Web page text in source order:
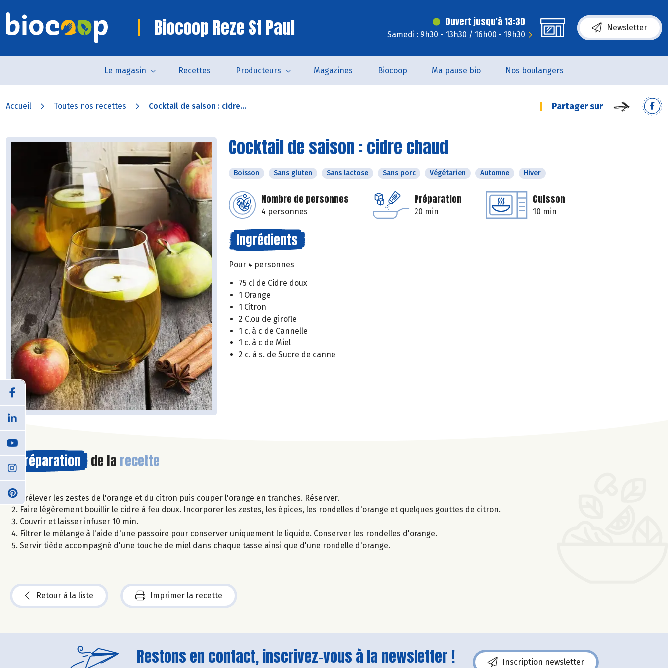
Biocoop Reze St Paul Ouvert jusqu'à 13:30
Samedi : 9h30 - 13h30 / 16h00 - 19h30
Newsletter
Le magasin Recettes Producteurs Magazines Biocoop Ma pause bio Nos boulangers
Accueil Toutes nos recettes Cocktail de saison : cidre... Partager sur
Cocktail de saison : cidre chaud
Boisson Sans gluten Sans lactose Sans porc Végétarien Automne Hiver
Nombre de personnes
4 personnes
Préparation
20 min
Cuisson
10 min
Ingrédients
Pour 4 personnes
75 cl de Cidre doux
1 Orange
1 Citron
2 Clou de girofle
1 c. à c de Cannelle
1 c. à c de Miel
2 c. à s. de Sucre de canne
Préparation de la recette
Prélever les zestes de l'orange et du citron puis couper l'orange en tranches. Réserver.
Faire légèrement bouillir le cidre à feu doux. Incorporer les zestes, les épices, les rondelles d'orange et quelques gouttes de citron.
Couvrir et laisser infuser 10 min.
Filtrer le mélange à l'aide d'une passoire pour conserver uniquement le liquide. Conserver les rondelles d'orange.
Servir tiède accompagné d'une touche de miel dans chaque tasse ainsi que d'une rondelle d'orange.
Retour à la liste Imprimer la recette
Restons en contact, inscrivez-vous à la newsletter ! Inscription newsletter